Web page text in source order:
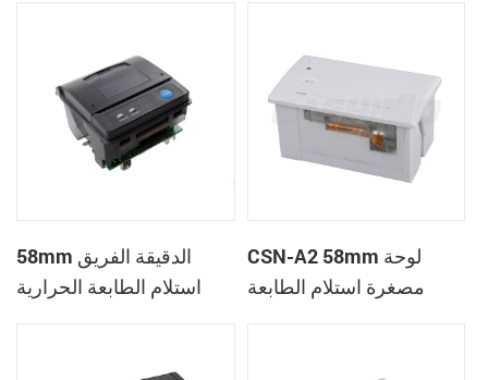
58mm الدقيقة الفريق
استلام الطابعة الحرارية
CSN-A2 58mm لوحة
مصغرة استلام الطابعة